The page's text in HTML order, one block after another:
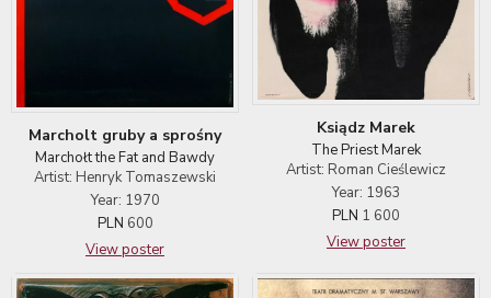
Marcholt gruby a sprośny
Marchołt the Fat and Bawdy
Artist: Henryk Tomaszewski
Year: 1970
PLN 600
View poster
Ksiądz Marek
The Priest Marek
Artist: Roman Cieślewicz
Year: 1963
PLN 1 600
View poster